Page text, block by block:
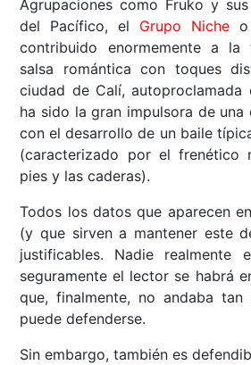
Agrupaciones como Fruko y
del Pacífico, el Grupo Niche o
contribuido enormemente a la
salsa romántica con toques
ciudad de Calí, autoproclamada
ha sido la gran impulsora de
con el desarrollo de un baile
(caracterizado por el frenético
pies y las caderas).
Todos los datos que aparecen
(y que sirven a mantener este
justificables. Nadie realmente
seguramente el lector se habrá
que, finalmente, no andaba
puede defenderse.
Sin embargo, también es